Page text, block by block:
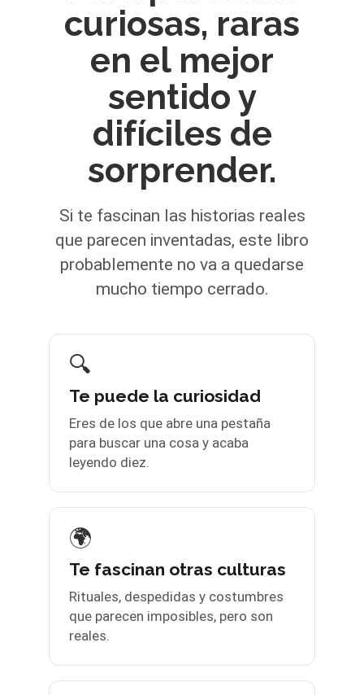
curiosas, raras
en el mejor
sentido y
difíciles de
sorprender.
Si te fascinan las historias reales
que parecen inventadas, este libro
probablemente no va a quedarse
mucho tiempo cerrado.
🔍
Te puede la curiosidad
Eres de los que abre una pestaña
para buscar una cosa y acaba
leyendo diez.
🌍
Te fascinan otras culturas
Rituales, despedidas y costumbres
que parecen imposibles, pero son
reales.